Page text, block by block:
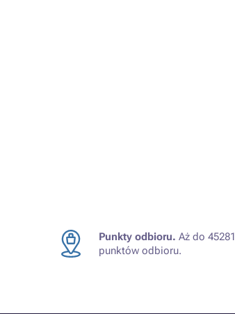
Punkty odbioru. Aż do 45281
punktów odbioru.